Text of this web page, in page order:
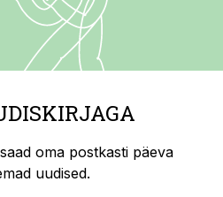
oma postkasti päeva
uudised.